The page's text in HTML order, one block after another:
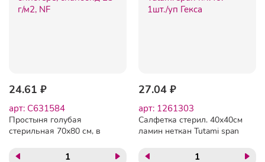
24.61 ₽
арт: C631584
Простыня голубая
стерильная 70х80 см, в
м2, NF
27.04 ₽
арт: 1261303
Салфетка стерил. 40х40см
ламин неткан Tutami span